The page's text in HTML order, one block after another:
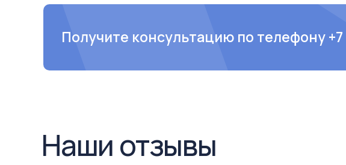
Получите консультацию по телефону
Наши отзывы